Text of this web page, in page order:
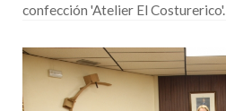
confección 'Atelier El Costurerico'.